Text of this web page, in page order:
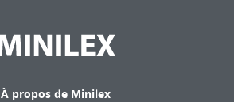
À propos de Minilex